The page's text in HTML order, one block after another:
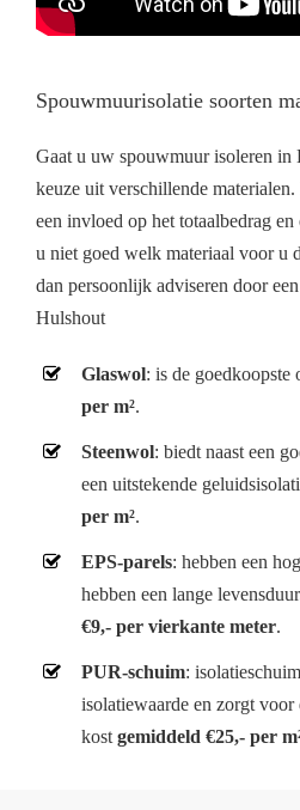
Spouwmuurisolatie soorten
Gaat u uw spouwmuur isoleren in
keuze uit verschillende
een invloed op het totaalbedrag
u niet goed welk materiaal voor u
dan persoonlijk adviseren door
Hulshout
Glaswol: is de
per m².
Steenwol: biedt naast een
een uitstekende
per m².
EPS-parels: hebben een
hebben een lange
€9,- per vierkante meter.
PUR-schuim:
isolatiewaarde en zorgt
kostgemiddeld €25,- per